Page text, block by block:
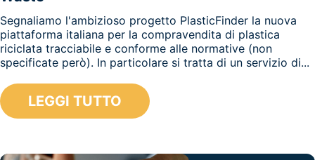
Segnaliamo l'ambizioso progetto PlasticFinder la nuova
piattaforma italiana per la compravendita di plastica
riciclata tracciabile e conforme alle normative (non
specificate però). In particolare si tratta di un servizio di...
LEGGI TUTTO